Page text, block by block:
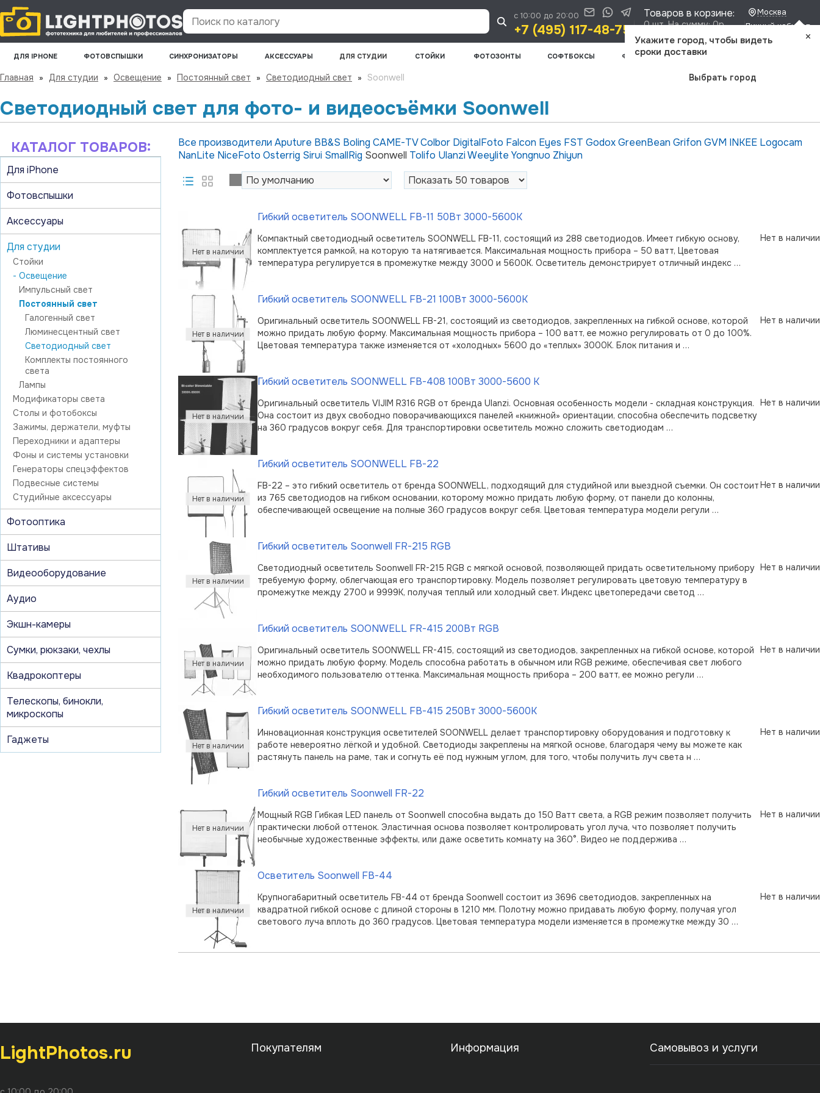
Поиск по каталогу
Москва
Укажите город, чтобы видеть
сроки доставки
Выбрать город
×
Личный кабинет
Доставка и оплата
Товаров в корзине:
0 шт. На сумму: 0р.
с 10:00 до 20:00
+7 (495) 117-48-75
ДЛЯ IPHONE ФОТОВСПЫШКИ СИНХРОНИЗАТОРЫ АКСЕССУАРЫ ДЛЯ СТУДИИ СТОЙКИ ФОТОЗОНТЫ СОФТБОКСЫ ФОТООПТИКА ШТАТИВЫ
Главная » Для студии » Освещение » Постоянный свет » Светодиодный свет » Soonwell
Светодиодный свет для фото- и видеосъёмки Soonwell
КАТАЛОГ ТОВАРОВ:
Для iPhone
Фотовспышки
Аксессуары
Для студии
Стойки
- Освещение
Импульсный свет
Постоянный свет
Галогенный свет
Люминесцентный свет
Светодиодный свет
Комплекты постоянного
света
Лампы
Модификаторы света
Столы и фотобоксы
Зажимы, держатели, муфты
Переходники и адаптеры
Фоны и системы установки
Генераторы спецэффектов
Подвесные системы
Студийные аксессуары
Фотооптика
Штативы
Видеооборудование
Аудио
Экшн-камеры
Сумки, рюкзаки, чехлы
Квадрокоптеры
Телескопы, бинокли,
микроскопы
Гаджеты
Все производители Aputure BB&S Boling CAME-TVColbor DigitalFoto Falcon Eyes FST GodoxGreenBean Grifon GVM INKEE Logocam
NanLite NiceFoto Osterrig Sirui SmallRig Soonwell Tolifo UlanziWeeylite Yongnuo Zhiyun
Гибкий осветитель SOONWELL FB-11 50Вт 3000-5600К
Компактный светодиодный осветитель SOONWELL FB-11, состоящий из 288 светодиодов. Имеет гибкую основу,
комплектуется рамкой, на которую та натягивается. Максимальная мощность прибора – 50 ватт, Цветовая
температура регулируется в промежутке между 3000 и 5600К. Осветитель демонстрирует отличный индекс …
Нет в наличии
Гибкий осветитель SOONWELL FB-21 100Вт 3000-5600K
Оригинальный осветитель SOONWELL FB-21, состоящий из светодиодов, закрепленных на гибкой основе, которой
можно придать любую форму. Максимальная мощность прибора – 100 ватт, ее можно регулировать от 0 до 100%.
Цветовая температура также изменяется от «холодных» 5600 до «теплых» 3000К. Блок питания и …
Нет в наличии
Гибкий осветитель SOONWELL FB-408 100Вт 3000-5600 К
Оригинальный осветитель VIJIM R316 RGB от бренда Ulanzi. Основная особенность модели - складная конструкция.
Она состоит из двух свободно поворачивающихся панелей «книжной» ориентации, способна обеспечить подсветку
на 360 градусов вокруг себя. Для транспортировки осветитель можно сложить светодиодам …
Нет в наличии
Гибкий осветитель SOONWELL FB-22
FB-22 – это гибкий осветитель от бренда SOONWELL, подходящий для студийной или выездной съемки. Он состоит
из 765 светодиодов на гибком основании, которому можно придать любую форму, от панели до колонны,
обеспечивающей освещение на полные 360 градусов вокруг себя. Цветовая температура модели регули …
Нет в наличии
Гибкий осветитель Soonwell FR-215 RGB
Светодиодный осветитель Soonwell FR-215 RGB с мягкой основой, позволяющей придать осветительному прибору
требуемую форму, облегчающая его транспортировку. Модель позволяет регулировать цветовую температуру в
промежутке между 2700 и 9999К, получая теплый или холодный свет. Индекс цветопередачи светод …
Нет в наличии
Гибкий осветитель SOONWELL FR-415 200Вт RGB
Оригинальный осветитель SOONWELL FR-415, состоящий из светодиодов, закрепленных на гибкой основе, которой
можно придать любую форму. Модель способна работать в обычном или RGB режиме, обеспечивая свет любого
необходимого пользователю оттенка. Максимальная мощность прибора – 200 ватт, ее можно регули …
Нет в наличии
Гибкий осветитель SOONWELL FB-415 250Вт 3000-5600К
Инновационная конструкция осветителей SOONWELL делает транспортировку оборудования и подготовку к
работе невероятно лёгкой и удобной. Светодиоды закреплены на мягкой основе, благодаря чему вы можете как
растянуть панель на раме, так и согнуть её под нужным углом, для того, чтобы получить луч света н …
Нет в наличии
Гибкий осветитель Soonwell FR-22
Мощный RGB Гибкая LED панель от Soonwell способна выдать до 150 Ватт света, а RGB режим позволяет получить
практически любой оттенок. Эластичная основа позволяет контролировать угол луча, что позволяет получить
необычные художественные эффекты, или даже осветить комнату на 360°. Видео не поддержива …
Нет в наличии
Осветитель Soonwell FB-44
Крупногабаритный осветитель FB-44 от бренда Soonwell состоит из 3696 светодиодов, закрепленных на
квадратной гибкой основе с длиной стороны в 1210 мм. Полотну можно придавать любую форму, получая угол
светового луча вплоть до 360 градусов. Цветовая температура модели изменяется в промежутке между 30 …
Нет в наличии
LightPhotos.ru Покупателям Информация Самовывоз и услуги